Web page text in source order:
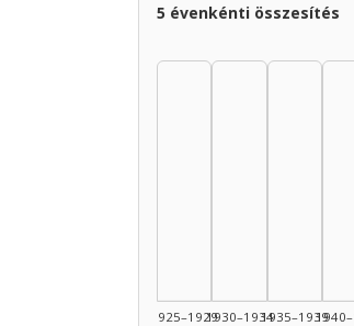
5 évenkénti összesítés
1925–19291930–19341935–1939